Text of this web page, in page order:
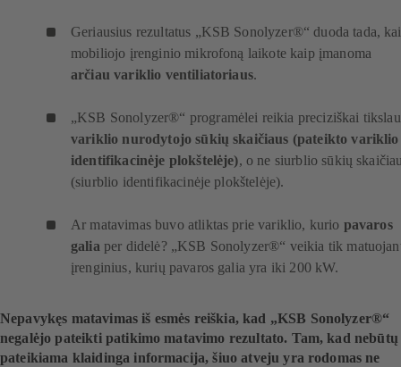
Geriausius rezultatus „KSB Sonolyzer®“ duoda tada, kai
mobiliojo įrenginio mikrofoną laikote kaip įmanoma
arčiau variklio ventiliatoriaus.
„KSB Sonolyzer®“ programėlei reikia preciziškai
variklio nurodytojo sūkių skaičiaus (pateikto variklio
identifikacinėje plokštelėje), o ne siurblio sūkių
(siurblio identifikacinėje plokštelėje).
Ar matavimas buvo atliktas prie variklio, kurio pavaros
galiaper didelė? „KSB Sonolyzer®“ veikia tik
įrenginius, kurių pavaros galia yra iki 200 kW.
Nepavykęs matavimas iš esmės reiškia, kad „KSB Sonolyzer®“
negalėjo pateikti patikimo matavimo rezultato. Tam, kad nebūtų
pateikiama klaidinga informacija, šiuo atveju yra rodomas ne